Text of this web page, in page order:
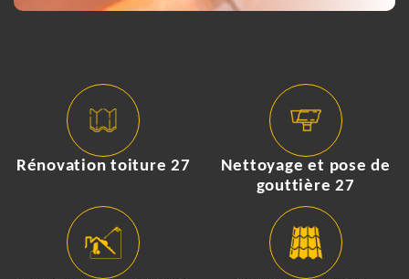
Rénovation toiture 27
Nettoyage et pose de
gouttière 27